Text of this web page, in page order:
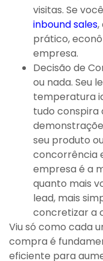
visitas. Se
inbound sales,
prático,
empresa.
Decisão de
ou nada. Seu
temperatura
tudo conspira
seu produto
concorrência
empresa é a
quanto mais
lead, mais
concretizar a
Viu só como cada
compra é
eficiente para